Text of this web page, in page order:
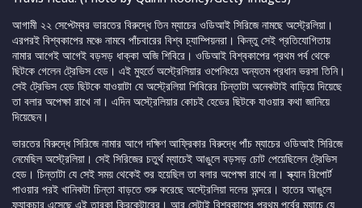
আগামী ২২ সেপ্টেম্বর ভারতের বিরুদ্ধে তিন ম্যাচের ওডিআই সিরিজে নামছে অস্ট্রেলিয়া।
এরপরই বিশ্বকাপের মঞ্চে নামবে পাঁচবারের বিশ্ব চ্যাম্পিয়নরা। কিন্তু সেই প্রতিযোগিতায়
নামার আগেই আগেই বড়সড় ধাক্কা অজি শিবিরে। ওডিআই বিশ্বকাপের প্রথম পর্ব থেকে
ছিটকে গেলেন ট্রেভিস হেড। এই মুহর্তে অস্ট্রেলিয়ার ওপেনিংয়ে অন্যতম প্রধান ভরসা তিনি।
সেই ট্রেভিস হেড ছিটকে যাওয়াটা যে অস্ট্রেলিয়া শিবিরের চিন্তাটা অনেকটাই বাড়িয়ে দিয়েছে
তা বলার অপেক্ষা রাখে না। এদিন অস্ট্রেলিয়ার কোচই হেডের ছিটকে যাওয়ার কথা জানিয়ে
দিয়েছেন।
ভারতের বিরুদ্ধে সিরিজে নামার আগে দক্ষিণ আফ্রিকার বিরুদ্ধে পাঁচ ম্যাচের ওডিআই সিরিজে
নেমেছিল অস্ট্রেলিয়া। সেই সিরিজের চতুর্থ ম্যাচেই আঙুলে বড়সড় চোট পেয়েছিলেন ট্রেভিস
হেড। চিন্তাটা যে সেই সময় থেকেই শুর হয়েছিল তা বলার অপেক্ষা রাখে না। স্ক্যান রিপোর্ট
পাওয়ার পরই খানিকটা চিন্তা বাড়তে শুরু করেছে অস্ট্রেলিয়া দলের অন্দরে। হাতের আঙুলে
ফ্র্যাকচার এসেছে এই তারকা ক্রিকেটারের। আর সেটাই বিশ্বকাপের প্রথম পর্বের ম্যাচে যে